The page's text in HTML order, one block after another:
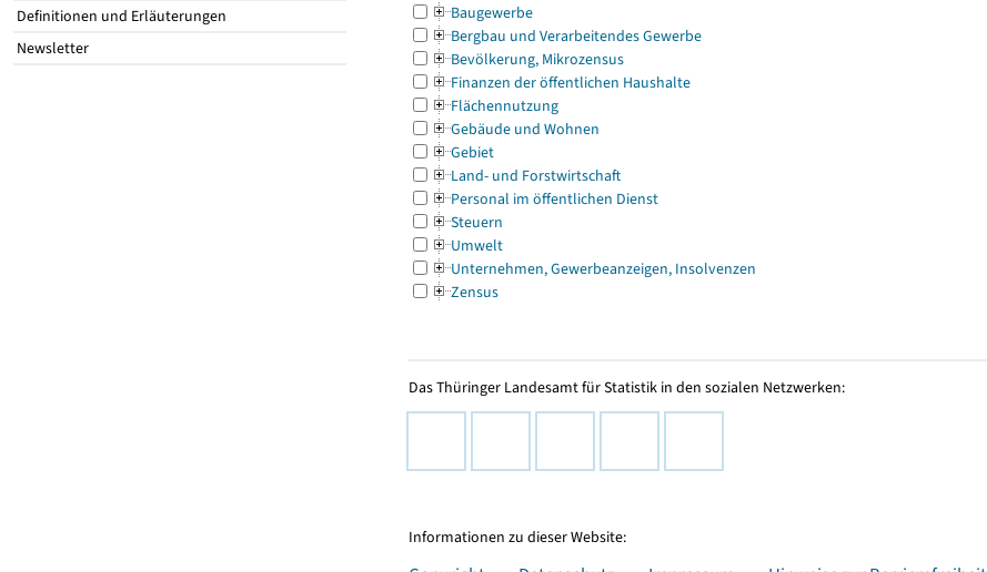
Definitionen und Erläuterungen
Newsletter
Baugewerbe
Bergbau und Verarbeitendes Gewerbe
Bevölkerung, Mikrozensus
Finanzen der öffentlichen Haushalte
Flächennutzung
Gebäude und Wohnen
Gebiet
Land- und Forstwirtschaft
Personal im öffentlichen Dienst
Steuern
Umwelt
Unternehmen, Gewerbeanzeigen, Insolvenzen
Zensus
Das Thüringer Landesamt für Statistik in den sozialen Netzwerken:
Informationen zu dieser Website: